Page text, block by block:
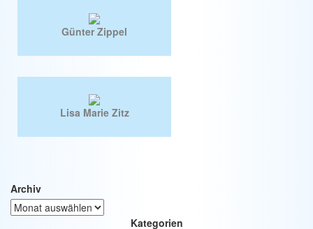
Günter Zippel
Lisa Marie Zitz
Archiv
Kategorien